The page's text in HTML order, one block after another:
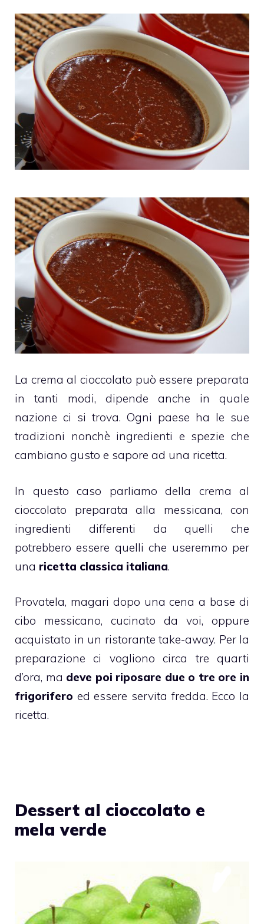
La crema al cioccolato può essere preparata
in tanti modi, dipende anche in quale
nazione ci si trova. Ogni paese ha le sue
tradizioni nonchè ingredienti e spezie che
cambiano gusto e sapore ad una ricetta.
In questo caso parliamo della crema al
cioccolato preparata alla messicana, con
ingredienti differenti da quelli che
potrebbero essere quelli che useremmo per
una ricetta classica italiana.
Provatela, magari dopo una cena a base di
cibo messicano, cucinato da voi, oppure
acquistato in un ristorante take-away. Per la
preparazione ci vogliono circa tre quarti
d’ora, ma deve poi riposare due o tre ore in
frigorifero ed essere servita fredda. Ecco la
ricetta.
Dessert al cioccolato e
mela verde